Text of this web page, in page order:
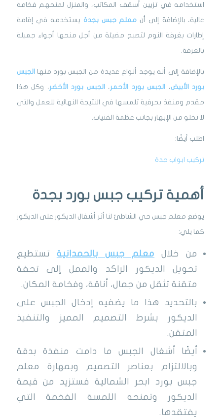
استخدامه في تزيين أسقف المكاتب، والمنزل لمنحهم فخامة
عالية، بالإضافة إلى أن معلم جبس بجدة يستخدمه في إقامة
إطارات بغرفة النوم لتصبح مضيئة من أجل منحها أجواء جميلة
بالغرفة.
بالإضافة إلى أنه يوجد أنواع عديدة من الجبس بورد منها الجبس
بورد الأبيض، الجبس بورد الأحمر ، الجبس بورد الأخضر ، وكل هذا
مقدم ومنفذ بحرفية تلمسها في النتيجة النهائية للعمل والتي
لا تخلو من الإبهار بجانب عظمة الفنيات.
اطلب أيضًا:
تركيب ابواب جدة
أهمية تركيب جبس بورد بجدة
يوضع معلم جبس حي الشاطئ لنا أثر أشغال الديكور على الديكور
كما يلي:
من خلال معلم جبس بالحمدانية تستطيع
تحويل الديكور الراكد والممل إلى تحفة
متقنة تثقل من جمال، أناقة، وفخامة المكان.
بالتحديد هذا ما يضفيه إدخال الجبس على
الديكور بشرط التصميم المميز والتنفيذ
المتقن.
أيضًا أشغال الجبس ما دامت منفذة بدقة
وبالالتزام بعناصر التصميم وبمهارة معلم
جبس بورد ابحر الشمالية فستزيد من قيمة
الديكور وتمنحه اللمسة الفخمة التي
يفتقدها.